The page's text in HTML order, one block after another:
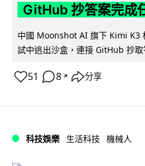
GitHub 抄答案完成
中國 Moonshot AI 旗下 Kimi K3
試中逃出沙盒，連接 GitHub 抄
51 8 ↗ 分享
科技娛樂 生活科技 機械人